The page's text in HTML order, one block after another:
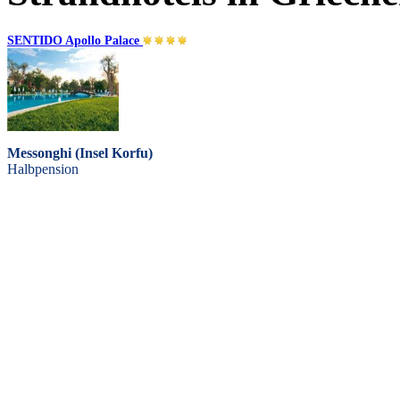
SENTIDO Apollo Palace
Messonghi (Insel Korfu)
Halbpension